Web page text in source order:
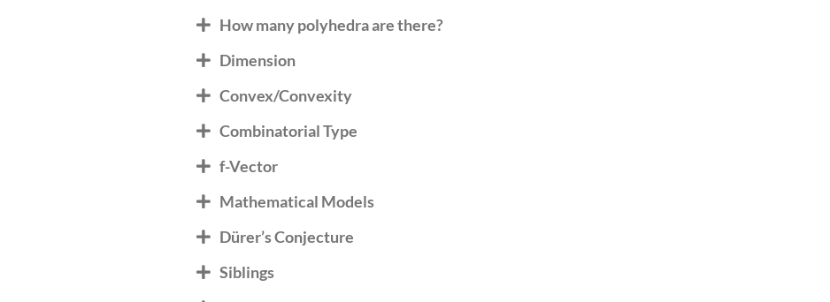
How many polyhedra are there?
Dimension
Convex/Convexity
Combinatorial Type
f-Vector
Mathematical Models
Dürer’s Conjecture
Siblings